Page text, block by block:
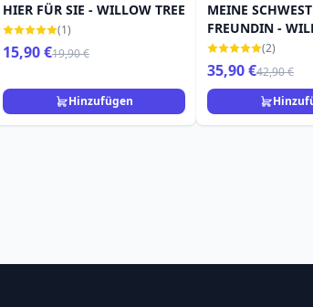
HIER FÜR SIE - WILLOW TREE
(1)
15,90 €19,90 €
Hinzufügen
MEINE
FREUNDIN -
(2)
35,90 €42,90 €